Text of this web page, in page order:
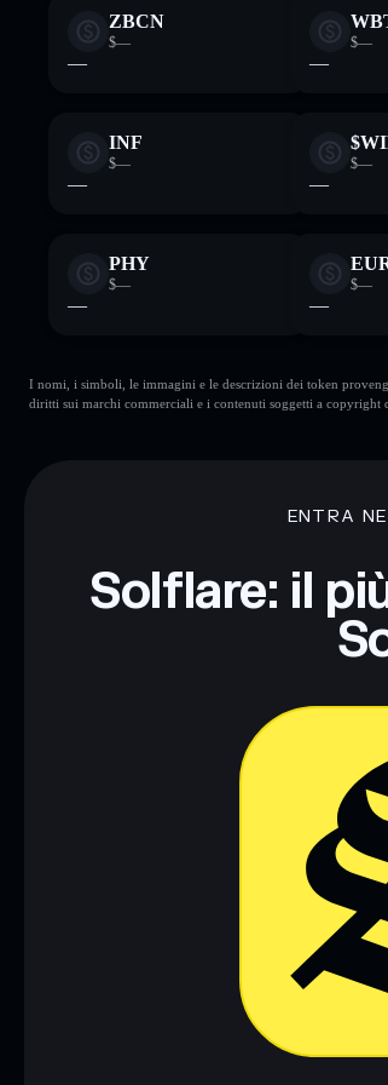
ZBCN
$—
—
$—
—
INF
$—
—
$—
—
PHY
$—
—
$—
—
I nomi, i simboli, le immagini e le descrizioni dei token
diritti sui marchi commerciali e i contenuti soggetti a copyright
ENTRA
Solflare: il